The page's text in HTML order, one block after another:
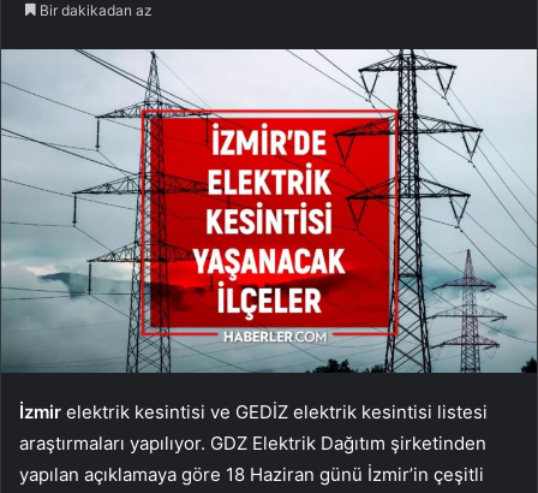
Bir dakikadan az
İzmir elektrik kesintisi ve GEDİZ elektrik kesintisi listesi
araştırmaları yapılıyor. GDZ Elektrik Dağıtım şirketinden
yapılan açıklamaya göre 18 Haziran günü İzmir’in çeşitli